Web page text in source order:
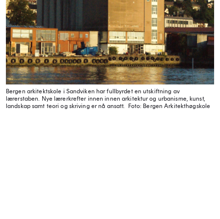
Bergen arkitektskole i Sandviken har fullbyrdet en utskiftning av
lærerstaben. Nye lærerkrefter innen innen arkitektur og urbanisme, kunst,
landskap samt teori og skriving er nå ansatt.
Foto: Bergen Arkitekthøgskole